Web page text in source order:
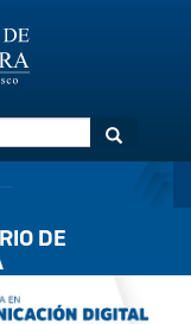
Buscar
DE